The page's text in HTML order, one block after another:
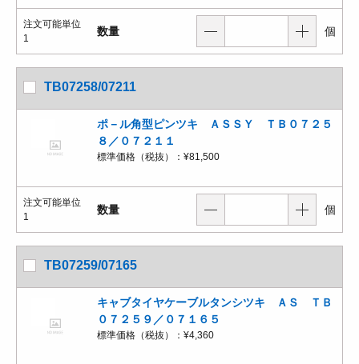
注文可能単位
1
数量 個
TB07258/07211
ポ－ル角型ピンツキ ＡＳＳＹ ＴＢ０７２５
８／０７２１１
標準価格（税抜）： ¥81,500
注文可能単位
1
数量 個
TB07259/07165
キャブタイヤケーブルタンシツキ ＡＳ ＴＢ
０７２５９／０７１６５
標準価格（税抜）： ¥4,360